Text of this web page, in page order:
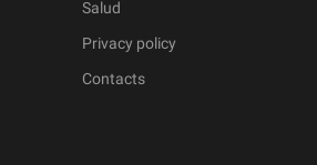
Salud
Privacy policy
Contacts